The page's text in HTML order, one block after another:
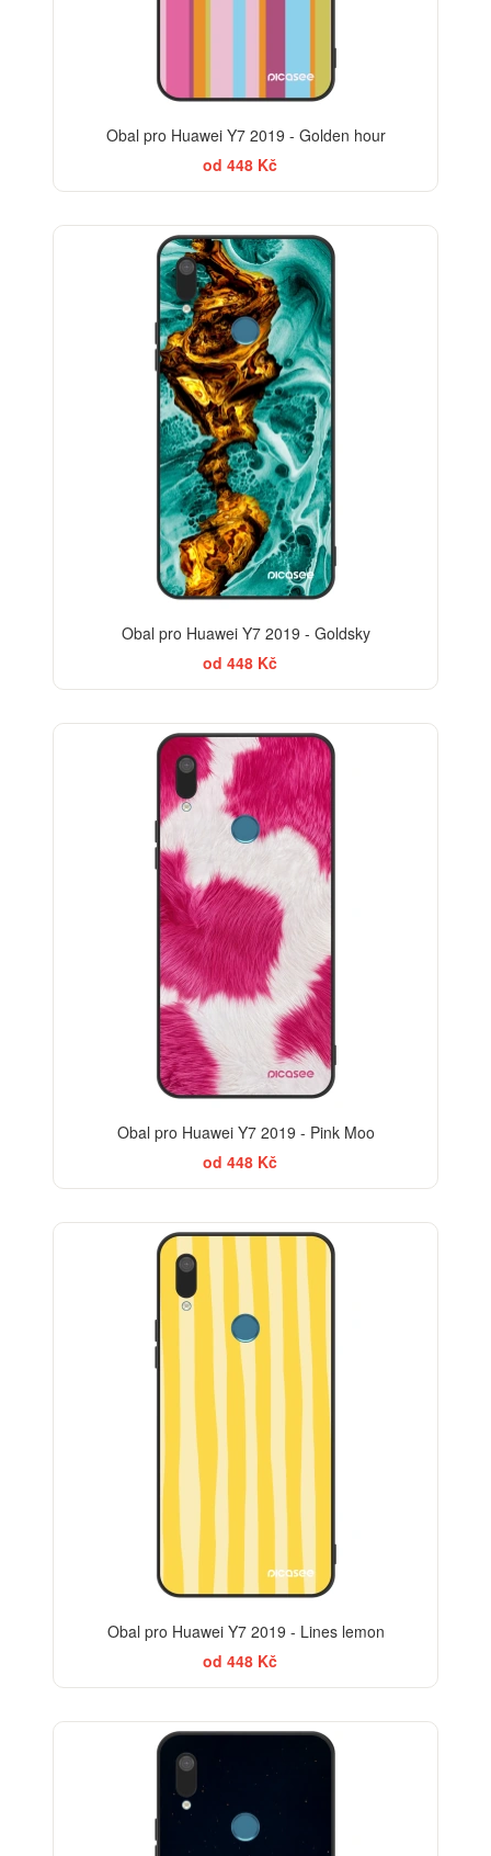
Obal pro Huawei Y7 2019 - Golden hour
od 448 Kč
Obal pro Huawei Y7 2019 - Goldsky
od 448 Kč
Obal pro Huawei Y7 2019 - Pink Moo
od 448 Kč
Obal pro Huawei Y7 2019 - Lines lemon
od 448 Kč